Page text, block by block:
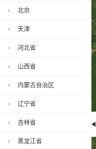
北京
天津
河北省
山西省
内蒙古自治区
辽宁省
吉林省
黑龙江省